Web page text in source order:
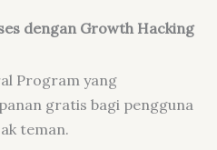
dengan Growth Hacking
Program yang
gratis bagi pengguna
teman.